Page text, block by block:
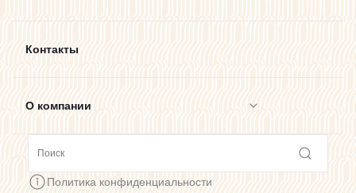
Контакты
О компании
Политика конфиденциальности